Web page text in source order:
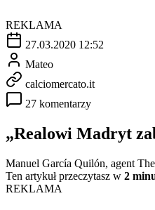
REKLAMA
27.03.2020 12:52
Mateo
calciomercato.it
27 komentarzy
„Realowi Madryt
Manuel García Quilón, agent
Ten artykuł przeczytasz w 2
REKLAMA